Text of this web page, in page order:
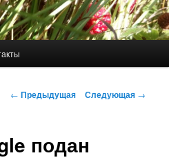
Навигация
← Предыдущая Следующая →
подан